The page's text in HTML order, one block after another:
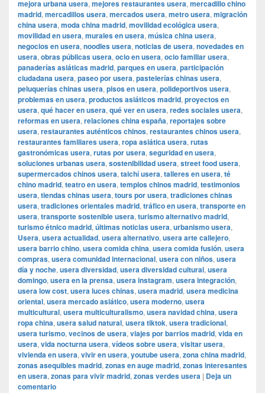
mejora urbana usera, mejores restaurantes usera, mercadillo chino
madrid, mercadillos usera, mercados usera, metro usera, migración
china usera, moda china madrid, movilidad ecológica usera,
movilidad en usera, murales en usera, música china usera,
negocios en usera, noodles usera, noticias de usera, novedades en
usera, obras públicas usera, ocio en usera, ocio familiar usera,
panaderías asiáticas madrid, parques en usera, participación
ciudadana usera, paseo por usera, pastelerías chinas usera,
peluquerías chinas usera, pisos en usera, polideportivos usera,
problemas en usera, productos asiáticos madrid, proyectos en
usera, qué hacer en usera, qué ver en usera, redes sociales usera,
reformas en usera, relaciones china españa, reportajes sobre
usera, restaurantes auténticos chinos, restaurantes chinos usera,
restaurantes familiares usera, ropa asiática usera, rutas
gastronómicas usera, rutas por usera, seguridad en usera,
soluciones urbanas usera, sostenibilidad usera, street food usera,
supermercados chinos usera, taichí usera, talleres en usera, té
chino madrid, teatro en usera, templos chinos madrid, testimonios
usera, tiendas chinas usera, tours por usera, tradiciones chinas
usera, tradiciones orientales madrid, tráfico en usera, transporte en
usera, transporte sostenible usera, turismo alternativo madrid,
turismo étnico madrid, últimas noticias usera, urbanismo usera,
Usera, usera actualidad, usera alternativo, usera arte callejero,
usera barrio chino, usera comida china, usera comida fusión, usera
compras, usera comunidad internacional, usera con niños, usera
día y noche, usera diversidad, usera diversidad cultural, usera
domingo, usera en la prensa, usera instagram, usera integración,
usera low cost, usera luces chinas, usera madrid, usera medicina
oriental, usera mercado asiático, usera moderno, usera
multicultural, usera multiculturalismo, usera navidad china, usera
ropa china, usera salud natural, usera tiktok, usera tradicional,
usera turismo, vecinos de usera, viajes por barrios madrid, vida en
usera, vida nocturna usera, vídeos sobre usera, visitar usera,
vivienda en usera, vivir en usera, youtube usera, zona china madrid,
zonas asequibles madrid, zonas en auge madrid, zonas interesantes
en usera, zonas para vivir madrid, zonas verdes usera | Deja un
comentario